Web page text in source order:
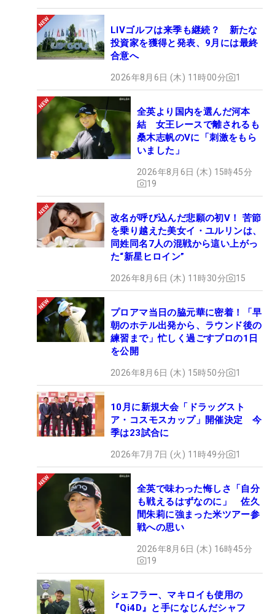
LIVゴルフは来季も継続？ 新たな
投資家を獲得と発表、9月には最終
合意へ
2026年8月6日 (木) 11時00分 1
全英より国内を選んだ河本
結 女王レースで離されるも
桑木志帆のVに「刺激をもら
いました」
2026年8月6日 (木) 15時45分
19
改名が呼び込んだ悲願の初V！ 苦節
を乗り越えた美女イ・ユルリンは、
同姓同名7人の混戦から這い上がっ
た“新星ヒロイン”
2026年8月6日 (木) 11時30分 15
プロアマ当日の脇元華に密着！「早
朝のホテル出発から、ラウンド後の
練習まで」忙しく過ごすプロの1日
を公開
2026年8月6日 (木) 15時50分 1
10月に新規大会「ドラッグスト
ア・コスモスカップ」開催決定 今
季は23試合に
2026年7月7日 (火) 11時49分 1
全英で味わった悔しさ「自分
も戦えるはずなのに」 佐久
間朱莉に強まった米ツアー参
戦への思い
2026年8月6日 (木) 16時45分
19
シェフラー、マキロイも使用の
『Qi4D』と手になじんだシャフ